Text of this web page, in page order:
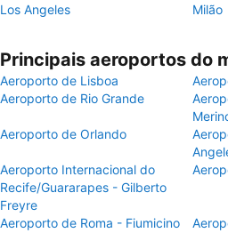
Los Angeles
Milão
Principais aeroportos do
Aeroporto de Lisboa
Aeroporto de Rio Grande
Aeroporto de Orlando
Aeroporto Internacional do
Recife/Guararapes - Gilberto
Freyre
Aeroporto de Roma - Fiumicino